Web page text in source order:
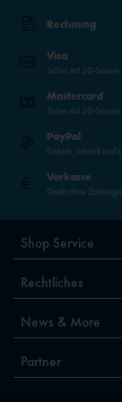
Rechnung
Visa
Sicher mit 3D-Secure
Mastercard
Sicher mit 3D-Secure
PayPal
Einfach, schnell und
Vorkasse
Direkt ohne
Shop Service
Rechtliches
News & More
Partner
Service